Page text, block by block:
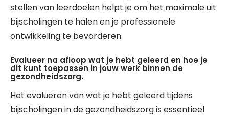
stellen van leerdoelen helpt je om het maximale uit
bijscholingen te halen en je professionele
ontwikkeling te bevorderen.
Evalueer na afloop wat je hebt geleerd en hoe je
dit kunt toepassen in jouw werk binnen de
gezondheidszorg.
Het evalueren van wat je hebt geleerd tijdens
bijscholingen in de gezondheidszorg is essentieel